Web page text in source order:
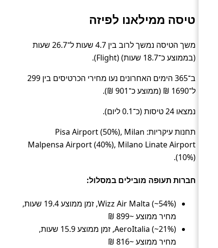
טיסה ממילאנו לפיזה
משך הטיסה נמשך לרוב בין 4.7 שעות ל־26.7 שעות
(בממוצע כ־18.7 שעות) (Flight).
ב־365 הימים האחרונים נעו מחירי הכרטיסים בין 299
ל־1690 ₪ (ממוצע כ־901 ₪).
נמצאו 24 טיסות (כ־0.1 ליום).
תחנות עיקריות: Pisa Airport (50%), Milan
Malpensa Airport (40%), Milano Linate Airport
(10%).
חברות תעופה מובילים במסלול:
Wizz Air Malta (~54%), זמן ממוצע 19.4 שעות,
מחיר ממוצע ~899 ₪
AeroItalia (~21%), זמן ממוצע 15.9 שעות,
מחיר ממוצע ~816 ₪